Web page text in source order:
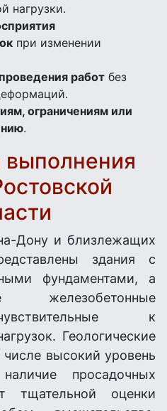
нагрузки.
при изменении
работ без
ограничениям или
.
Дону и близлежащих
здания с
фундаментами, а
к
Геологические
высокий уровень
просадочных
тщательной оценки